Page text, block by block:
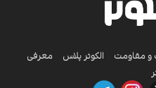
و مقاومت الکوثر پلاس
معرفی